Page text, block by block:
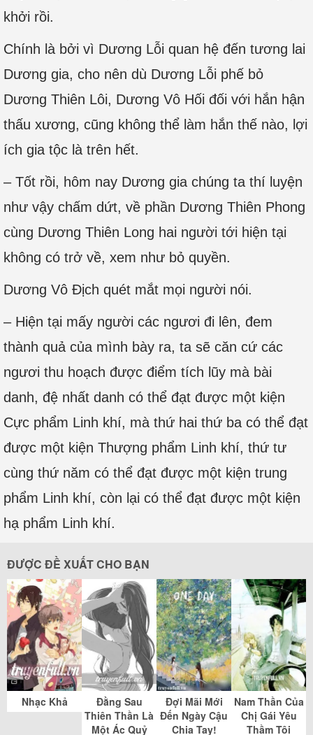
khởi rồi.
Chính là bởi vì Dương Lỗi quan hệ đến tương lai
Dương gia, cho nên dù Dương Lỗi phế bỏ
Dương Thiên Lôi, Dương Vô Hối đối với hắn hận
thấu xương, cũng không thể làm hắn thế nào, lợi
ích gia tộc là trên hết.
– Tốt rồi, hôm nay Dương gia chúng ta thí luyện
như vậy chấm dứt, về phần Dương Thiên Phong
cùng Dương Thiên Long hai người tới hiện tại
không có trở về, xem như bỏ quyền.
Dương Vô Địch quét mắt mọi người nói.
– Hiện tại mấy người các ngươi đi lên, đem
thành quả của mình bày ra, ta sẽ căn cứ các
ngươi thu hoạch được điểm tích lũy mà bài
danh, đệ nhất danh có thể đạt được một kiện
Cực phẩm Linh khí, mà thứ hai thứ ba có thể đạt
được một kiện Thượng phẩm Linh khí, thứ tư
cùng thứ năm có thể đạt được một kiện trung
phẩm Linh khí, còn lại có thể đạt được một kiện
hạ phẩm Linh khí.
ĐƯỢC ĐỀ XUẤT CHO BẠN
Nhạc Khả
Đằng Sau
Thiên Thần Là
Một Ác Quỷ
Đợi Mãi Mới
Đến Ngày Cậu
Chia Tay!
Nam Thần Của
Chị Gái Yêu
Thầm Tôi